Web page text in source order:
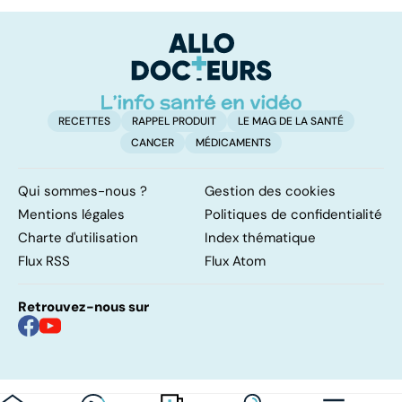
levée de
l'anonymat
RECETTES RAPPEL PRODUIT
LE MAG DE LA SANTÉ
CANCER
MÉDICAMENTS
Qui sommes-nous ?
Gestion des cookies
Mentions légales
Politiques de confidentialité
Charte d'utilisation
Index thématique
Flux RSS
Flux Atom
Retrouvez-nous sur